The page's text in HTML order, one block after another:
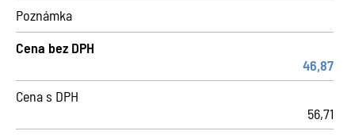
Poznámka
Cena bez DPH
46,87
Cena s DPH
56,71